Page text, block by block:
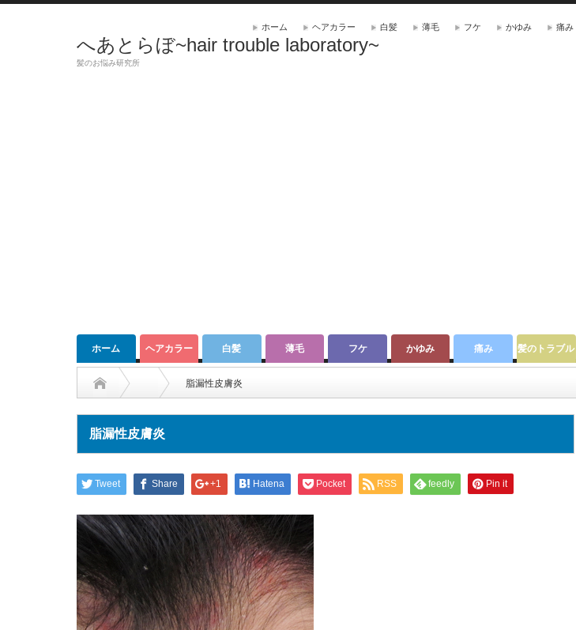
へあとらぼ~hair trouble laboratory~
髪のお悩み研究所
ホーム ヘアカラー 白髪 薄毛 フケ かゆみ 痛み
ホーム ヘアカラー 白髪 薄毛 フケ かゆみ 痛み 髪のトラブル
脂漏性皮膚炎
脂漏性皮膚炎
Tweet Share +1 Hatena Pocket RSS feedly Pin it